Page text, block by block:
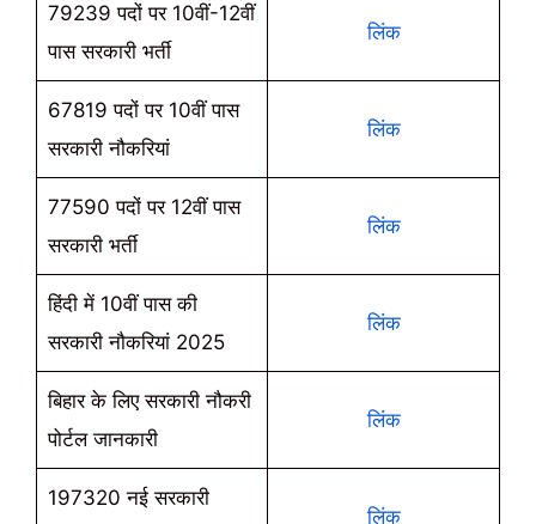
79239 पदों पर 10वीं-12वीं
पास सरकारी भर्ती
लिंक
67819 पदों पर 10वीं पास
सरकारी नौकरियां
लिंक
77590 पदों पर 12वीं पास
सरकारी भर्ती
लिंक
हिंदी में 10वीं पास की
सरकारी नौकरियां 2025
लिंक
बिहार के लिए सरकारी नौकरी
पोर्टल जानकारी
लिंक
197320 नई सरकारी
लिंक